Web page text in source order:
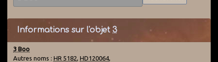
Informations sur l'objet 3
3 Boo
Autres noms : HR 5182, HD120064,